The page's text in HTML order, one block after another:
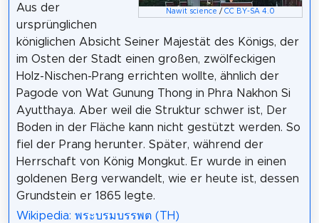
Nawit science /CC BY-SA 4.0
Aus der
ursprünglichen
königlichen Absicht Seiner Majestät des Königs, der
im Osten der Stadt einen großen, zwölfeckigen
Holz-Nischen-Prang errichten wollte, ähnlich der
Pagode von Wat Gunung Thong in Phra Nakhon Si
Ayutthaya. Aber weil die Struktur schwer ist, Der
Boden in der Fläche kann nicht gestützt werden. So
fiel der Prang herunter. Später, während der
Herrschaft von König Mongkut. Er wurde in einen
goldenen Berg verwandelt, wie er heute ist, dessen
Grundstein er 1865 legte.
Wikipedia: พระบรมบรรพต (TH)